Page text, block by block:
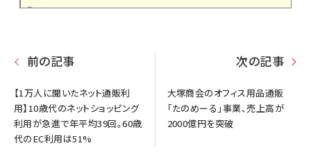
前の記事
【1万人に聞いたネット通販利
用】10歳代のネットショッピング
利用が急進で年平均39回。60歳
代のEC利用は51%
次の記事
大塚商会のオフィス用品通販
「たのめーる」事業、売上高が
2000億円を突破